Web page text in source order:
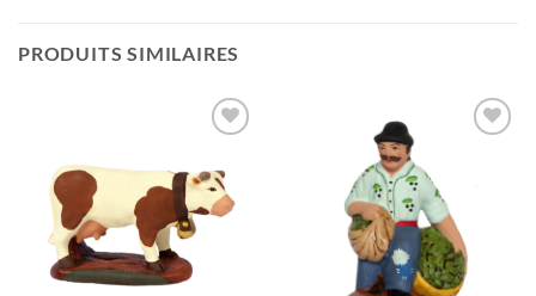
PRODUITS SIMILAIRES
à la liste
d'envie